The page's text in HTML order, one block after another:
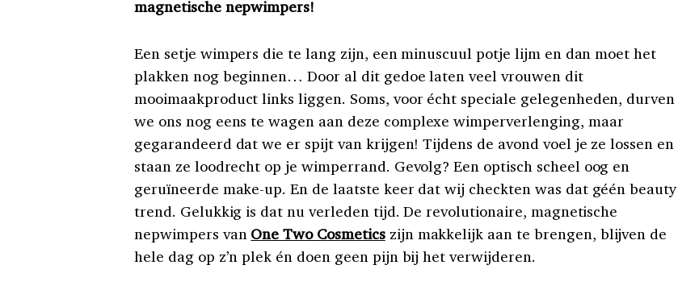
magnetische nepwimpers!
Een setje wimpers die te lang zijn, een minuscuul potje lijm en dan moet het
plakken nog beginnen… Door al dit gedoe laten veel vrouwen dit
mooimaakproduct links liggen. Soms, voor écht speciale gelegenheden, durven
we ons nog eens te wagen aan deze complexe wimperverlenging, maar
gegarandeerd dat we er spijt van krijgen! Tijdens de avond voel je ze lossen en
staan ze loodrecht op je wimperrand. Gevolg? Een optisch scheel oog en
geruïneerde make-up. En de laatste keer dat wij checkten was dat géén beauty
trend. Gelukkig is dat nu verleden tijd. De revolutionaire, magnetische
nepwimpers van One Two Cosmeticszijn makkelijk aan te brengen, blijven de
hele dag op z’n plek én doen geen pijn bij het verwijderen.